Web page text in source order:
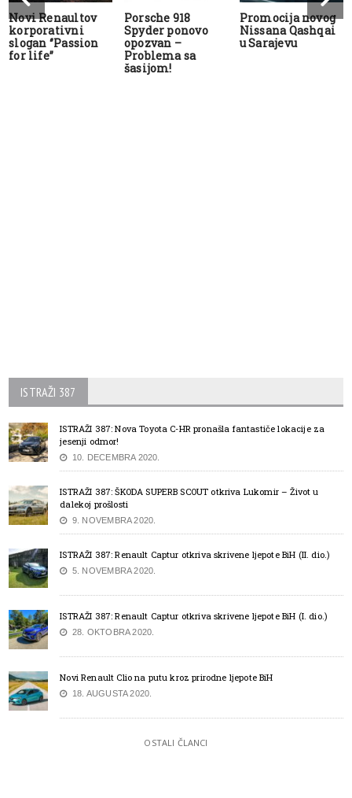
Novi Renaultov
korporativni
slogan ‘’Passion
for life’’
Porsche 918
Spyder ponovo
opozvan –
Problema sa
šasijom!
Promocija novog
Nissana Qashqai
u Sarajevu
ISTRAŽI 387
ISTRAŽI 387: Nova Toyota C-HR pronašla fantastiče lokacije za
jesenji odmor!
10. DECEMBRA 2020.
ISTRAŽI 387: ŠKODA SUPERB SCOUT otkriva Lukomir – Život u
dalekoj prošlosti
9. NOVEMBRA 2020.
ISTRAŽI 387: Renault Captur otkriva skrivene ljepote BiH (II. dio.)
5. NOVEMBRA 2020.
ISTRAŽI 387: Renault Captur otkriva skrivene ljepote BiH (I. dio.)
28. OKTOBRA 2020.
Novi Renault Clio na putu kroz prirodne ljepote BiH
18. AUGUSTA 2020.
OSTALI ČLANCI